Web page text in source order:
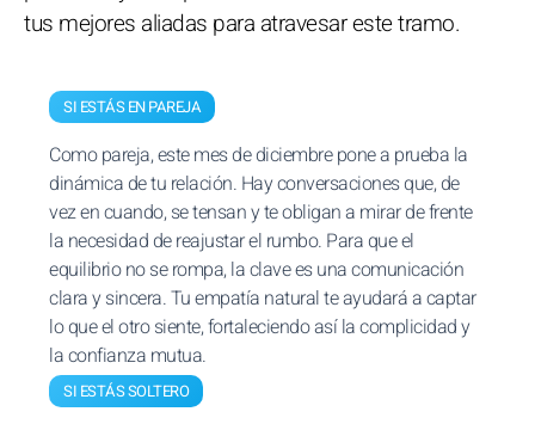
tus mejores aliadas para atravesar este tramo.
SI ESTÁS EN PAREJA
Como pareja, este mes de diciembre pone a prueba la
dinámica de tu relación. Hay conversaciones que, de
vez en cuando, se tensan y te obligan a mirar de frente
la necesidad de reajustar el rumbo. Para que el
equilibrio no se rompa, la clave es una comunicación
clara y sincera. Tu empatía natural te ayudará a captar
lo que el otro siente, fortaleciendo así la complicidad y
la confianza mutua.
SI ESTÁS SOLTERO